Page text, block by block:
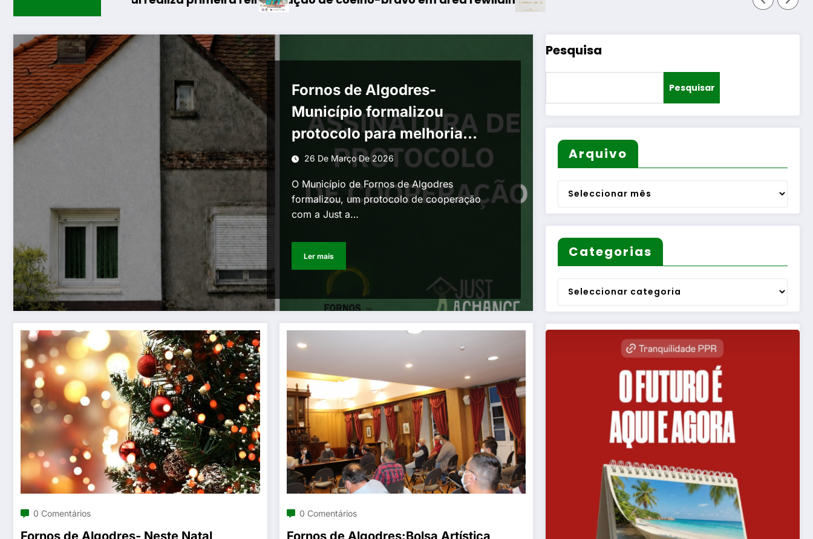
Fornos de Algodres-
Município formalizou
protocolo para melhoria
habitacional
26 De Março De 2026
O Município de Fornos de Algodres
formalizou, um protocolo de cooperação
com a Just a…
Ler mais
0 Comentários
Fornos de Algodres- Neste Natal
0 Comentários
Fornos de Algodres:Bolsa Artística
Pesquisa
Pesquisar
Arquivo
Arquivo
Categorias
Categorias